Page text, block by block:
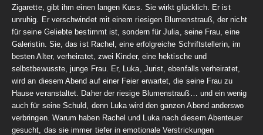
Zigarette, gibt ihm einen langen Kuss. Sie wirkt glücklich. Er ist
unruhig. Er verschwindet mit einem riesigen Blumenstrauß, der nicht
für seine Geliebte bestimmt ist, sondern für Julia, seine Frau, eine
Galeristin. Sie, das ist Rachel, eine erfolgreiche Schriftstellerin, im
besten Alter, verheiratet, zwei Kinder, eine hektische und
selbstbewusste, junge Frau. Er, Luka, Jurist, ebenfalls verheiratet,
wird an diesem Abend auf einer Feier erwartet, die seine Frau zu
Hause veranstaltet. Daher der riesige Blumenstrauß… und ein wenig
auch für seine Schuld, denn Luka wird den ganzen Abend anderswo
verbringen. Warum haben Rachel und Luka nach diesem Abenteuer
gesucht, das sie immer tiefer in emotionale Verstrickungen